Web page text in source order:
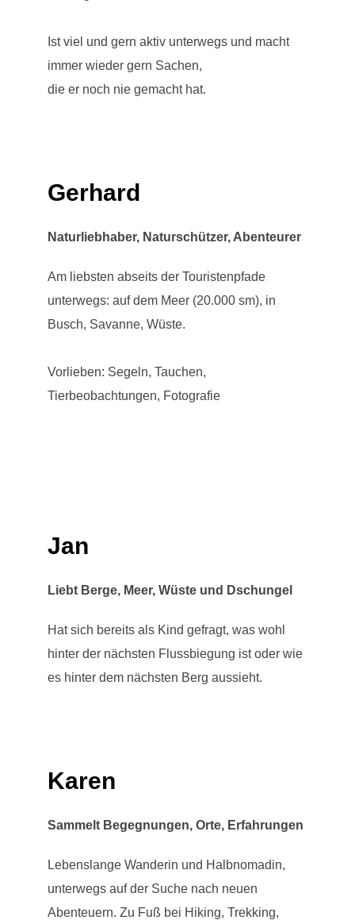
Ist viel und gern aktiv unterwegs und macht
immer wieder gern Sachen,
die er noch nie gemacht hat.
Gerhard
Naturliebhaber, Naturschützer, Abenteurer
Am liebsten abseits der Touristenpfade
unterwegs: auf dem Meer (20.000 sm), in
Busch, Savanne, Wüste.
Vorlieben: Segeln, Tauchen,
Tierbeobachtungen, Fotografie
Jan
Liebt Berge, Meer, Wüste und Dschungel
Hat sich bereits als Kind gefragt, was wohl
hinter der nächsten Flussbiegung ist oder wie
es hinter dem nächsten Berg aussieht.
Karen
Sammelt Begegnungen, Orte, Erfahrungen
Lebenslange Wanderin und Halbnomadin,
unterwegs auf der Suche nach neuen
Abenteuern. Zu Fuß bei Hiking, Trekking,